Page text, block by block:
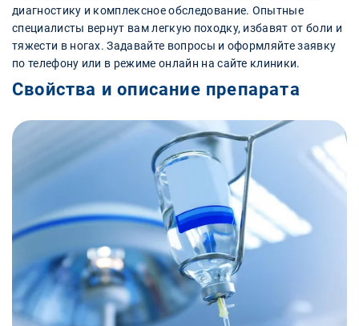
диагностику и комплексное обследование. Опытные
специалисты вернут вам легкую походку, избавят от боли и
тяжести в ногах. Задавайте вопросы и оформляйте заявку
по телефону или в режиме онлайн на сайте клиники.
Свойства и описание препарата